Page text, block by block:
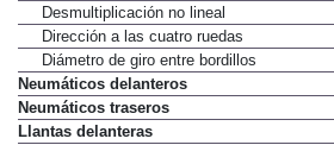
Desmultiplicación no lineal
Dirección a las cuatro ruedas
Diámetro de giro entre bordillos
Neumáticos delanteros
Neumáticos traseros
Llantas delanteras